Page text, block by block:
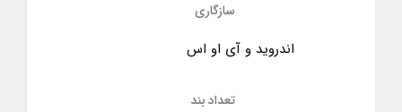
سازگاری
اندروید و آی او اس
تعداد بند